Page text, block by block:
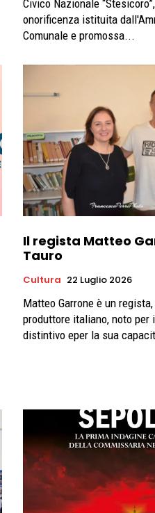
Civico Nazionale
onorificenza istituita
Comunale e promossa...
Il regista Matteo
Tauro
Cultura 22 Luglio 2026
Matteo Garrone è un
produttore italiano, noto per
distintivo eper la sua